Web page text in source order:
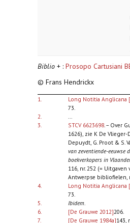
Biblio + : Prosopo Cartusiani
© Frans Hendrickx
1.
Long Notitia Anglicana
73.
2.
3.
STCV 6623698. – Over
1626), zie K De Vlieger-
Depuydt, G. Proot & S.
van zeventiende-eeuwse
boekverkopers in
116, nr. 252 (=
Antwerpse bibliofielen,
4.
Long Notitia Anglicana
73.
5.
Ibidem.
6.
[De Grauwe 2012]206.
7.
[De Grauwe 1984a]143,